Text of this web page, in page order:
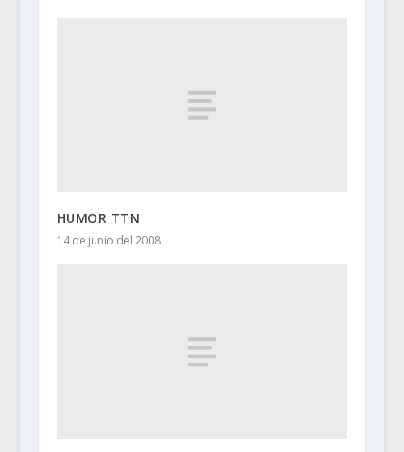
HUMOR TTN
14 de junio del 2008